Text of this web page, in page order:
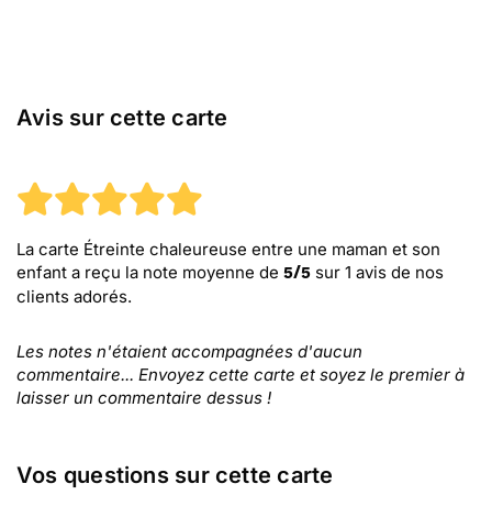
Avis sur cette carte
La carte Étreinte chaleureuse entre une maman et son
enfant a reçu la note moyenne de 5/5 sur 1 avis de nos
clients adorés.
Les notes n'étaient accompagnées d'aucun
commentaire... Envoyez cette carte et soyez le premier à
laisser un commentaire dessus !
Vos questions sur cette carte